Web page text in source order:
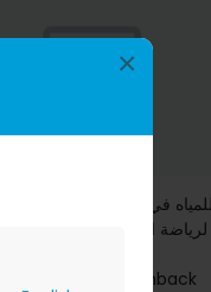
×
لرياضة المشي في الهواء الطلق
+ Upto 9.80% Cashback